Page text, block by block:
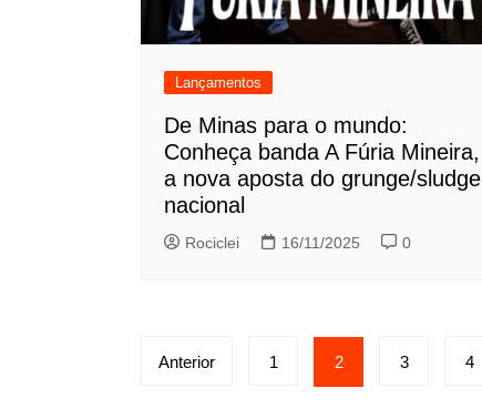
Lançamentos
De Minas para o mundo:
Conheça banda A Fúria Mineira,
a nova aposta do grunge/sludge
nacional
Rociclei 16/11/2025 0
Paginação
Anterior 1 2 3 4